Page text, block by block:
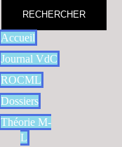
RECHERCHER
Accueil
Journal VdC
ROCML
Dossiers
Théorie M-
L